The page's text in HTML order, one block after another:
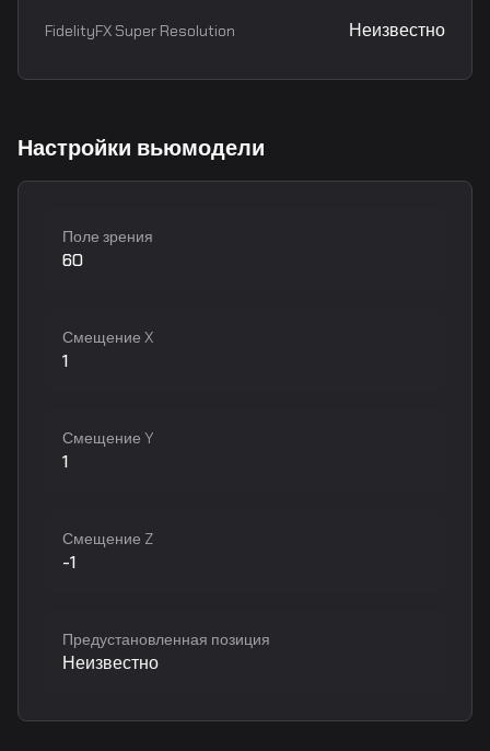
FidelityFX Super Resolution Неизвестно
Настройки вьюмодели
Поле зрения
60
Смещение X
1
Смещение Y
1
Смещение Z
-1
Предустановленная позиция
Неизвестно